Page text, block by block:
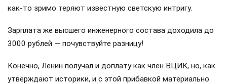
как-то зримо теряют известную светскую интригу.
Зарплата же высшего инженерного состава доходила до
3000 рублей — почувствуйте разницу!
Конечно, Ленин получал и доплату как член ВЦИК, но, как
утверждают историки, и с этой прибавкой материально